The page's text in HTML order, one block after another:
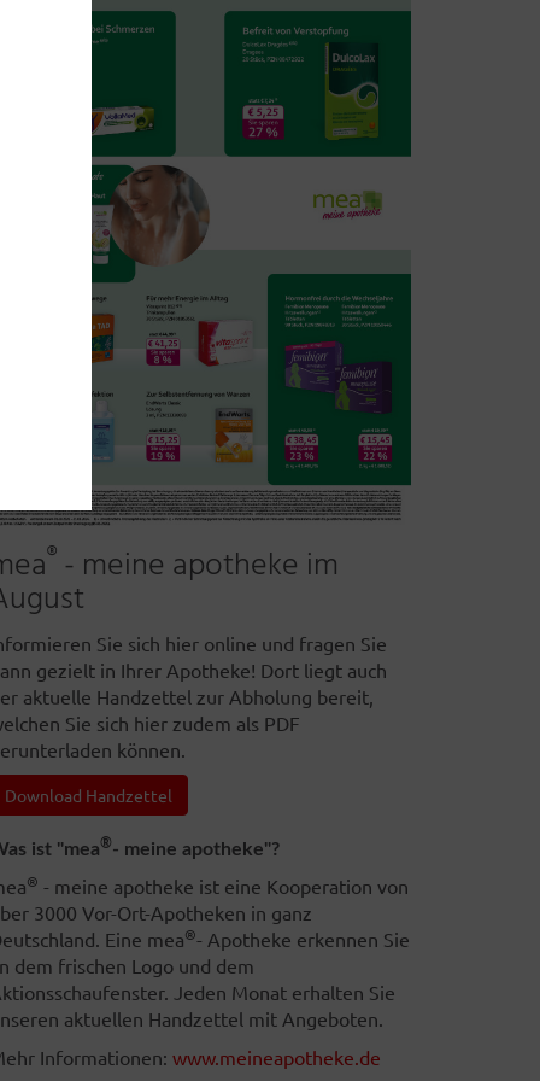
® - meine apotheke im
Sie sich hier online und fragen Sie
gezielt in Ihrer Apotheke! Dort liegt auch
aktuelle Handzettel zur Abholung bereit,
Sie sich hier zudem als PDF
können.
Download Handzettel
ist "mea®- meine apotheke"?
® - meine apotheke ist eine Kooperation von
3000 Vor-Ort-Apotheken in ganz
Eine mea®- Apotheke erkennen Sie
dem frischen Logo und dem
Jeden Monat erhalten Sie
aktuellen Handzettel mit Angeboten.
Informationen: www.meineapotheke.de